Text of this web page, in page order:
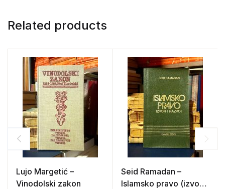
Related products
Lujo Margetić –
Vinodolski zakon
Seid Ramadan –
Islamsko pravo (izvori i